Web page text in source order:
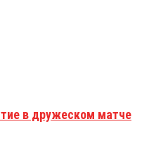
в дружеском матче